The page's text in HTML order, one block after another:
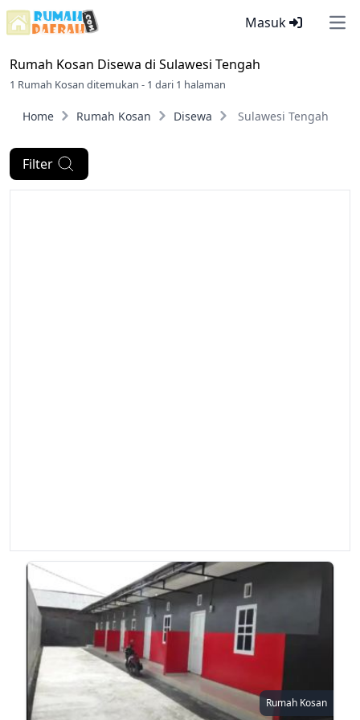
Masuk
Rumah Kosan Disewa di Sulawesi Tengah
1 Rumah Kosan ditemukan - 1 dari 1 halaman
Home Rumah Kosan Disewa Sulawesi Tengah
Filter
Rumah Kosan